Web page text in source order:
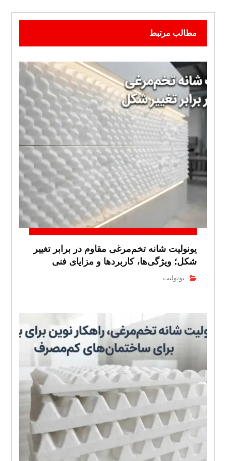
مطالب مرتبط
یونولیت شانه تخم‌مرغی مقاوم در برابر تغییر
شکل؛ ویژگی‌ها، کاربردها و مزایای فنی
یونولیت